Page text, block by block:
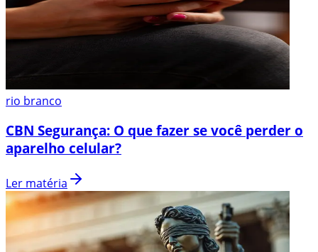
rio branco
CBN Segurança: O que fazer se você perder o
aparelho celular?
Ler matéria